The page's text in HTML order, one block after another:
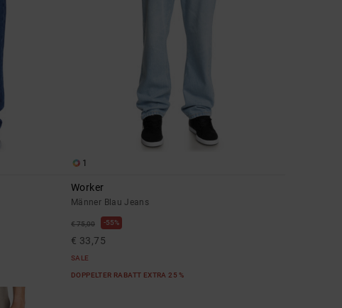
1
Worker
Männer Blau Jeans
€ 75,00 55%
€ 33,75
SALE
DOPPELTER RABATT EXTRA 25 %